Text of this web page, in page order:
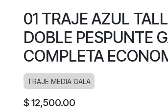
01 TRAJE AZUL
DOBLE PESPUNTE
COMPLETA
TRAJE MEDIA GALA
$ 12,500.00